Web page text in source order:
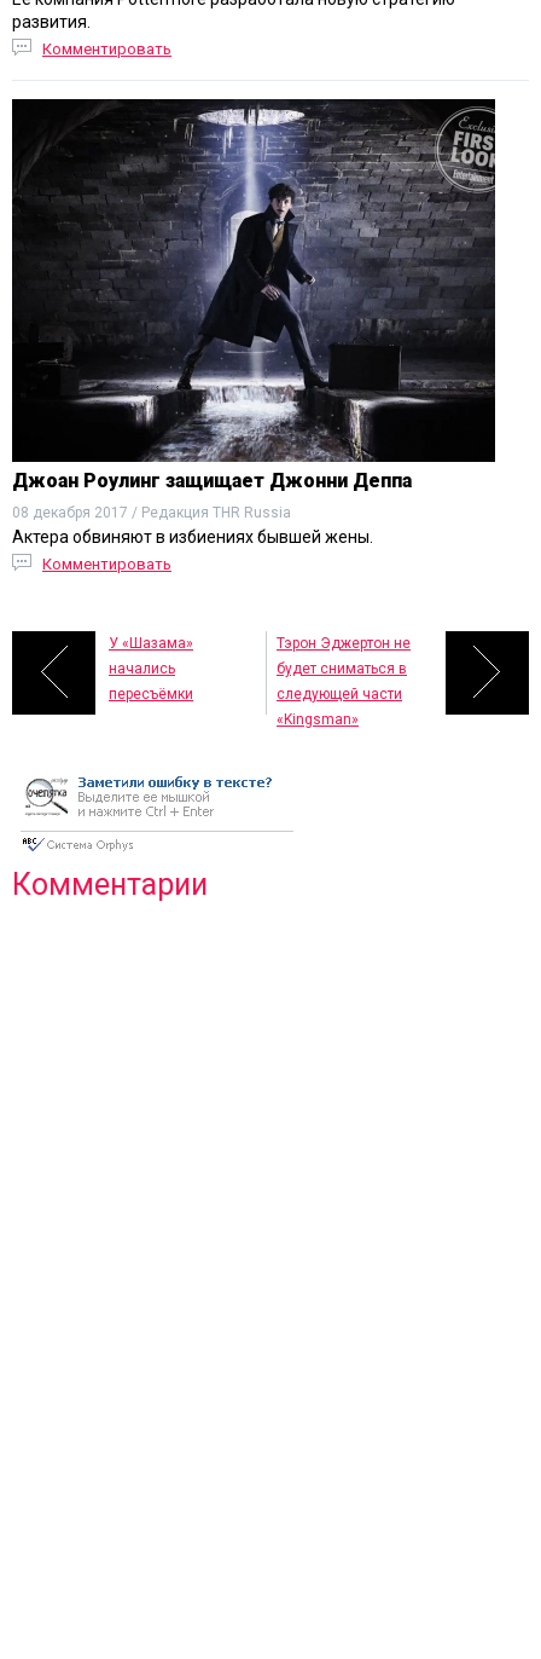
развития.
Комментировать
Джоан Роулинг защищает Джонни Деппа
08 декабря 2017 / Редакция THR Russia
Актера обвиняют в избиениях бывшей жены.
Комментировать
У «Шазама»
начались
пересъёмки
Тэрон Эджертон не
будет сниматься в
следующей части
«Kingsman»
Комментарии